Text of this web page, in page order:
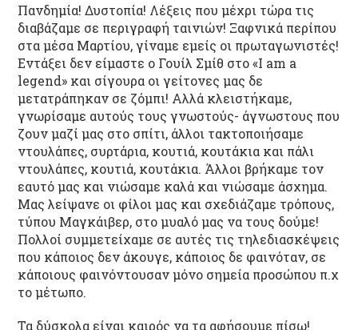
Πανδημία! Δυστοπία! Λέξεις που μέχρι τώρα τις
διαβάζαμε σε περιγραφή ταινιών! Ξαφνικά περίπου
στα μέσα Μαρτίου, γίναμε εμείς οι πρωταγωνιστές!
Εντάξει δεν είμαστε ο Γουίλ Σμίθ στο «I am a
legend» και σίγουρα οι γείτονες μας δε
μετατράπηκαν σε ζόμπι! Αλλά κλειστήκαμε,
γνωρίσαμε αυτούς τους γνωστούς- άγνωστους που
ζουν μαζί μας στο σπίτι, άλλοι τακτοποιήσαμε
ντουλάπες, συρτάρια, κουτιά, κουτάκια και πάλι
ντουλάπες, κουτιά, κουτάκια. Άλλοι βρήκαμε τον
εαυτό μας και νιώσαμε καλά και νιώσαμε άσχημα.
Μας λείψανε οι φίλοι μας και σχεδιάζαμε τρόπους,
τύπου Μαγκάιβερ, στο μυαλό μας να τους δούμε!
Πολλοί συμμετείχαμε σε αυτές τις τηλεδιασκέψεις
που κάποιος δεν άκουγε, κάποιος δε φαινόταν, σε
κάποιους φαινόντουσαν μόνο σημεία προσώπου π.χ
το μέτωπο.
Τα δύσκολα είναι καιρός να τα αφήσουμε πίσω!